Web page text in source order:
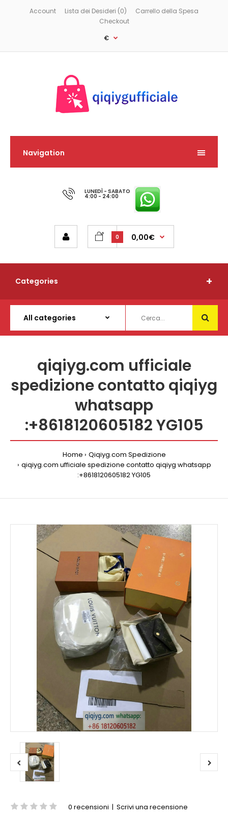
Account Lista dei Desideri (0)
Carrello della Spesa
Checkout
€
Navigation
LUNEDÌ - SABATO
4:00 - 24:00
0 0,00€
Categories
qiqiyg.com ufficiale
spedizione contatto qiqiyg
whatsapp
:+8618120605182 YG105
Home
Qiqiyg.com Spedizione
qiqiyg.com ufficiale spedizione contatto qiqiyg whatsapp
:+8618120605182 YG105
0 recensioni | Scrivi una recensione